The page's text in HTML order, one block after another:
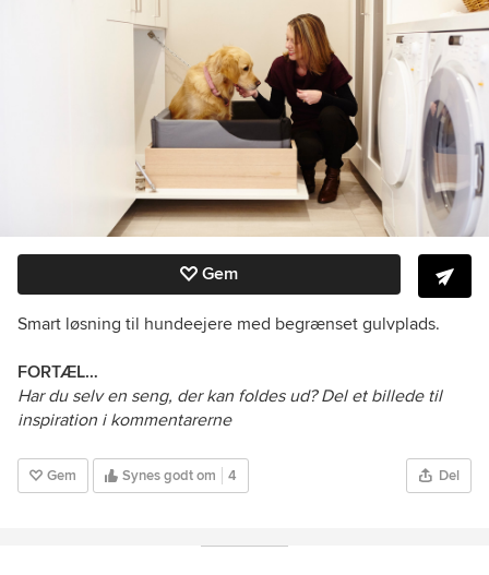
Gem
Smart løsning til hundeejere med begrænset gulvplads.
FORTÆL…
Har du selv en seng, der kan foldes ud? Del et billede til
inspiration i kommentarerne
Gem Synes godt om 4 Del